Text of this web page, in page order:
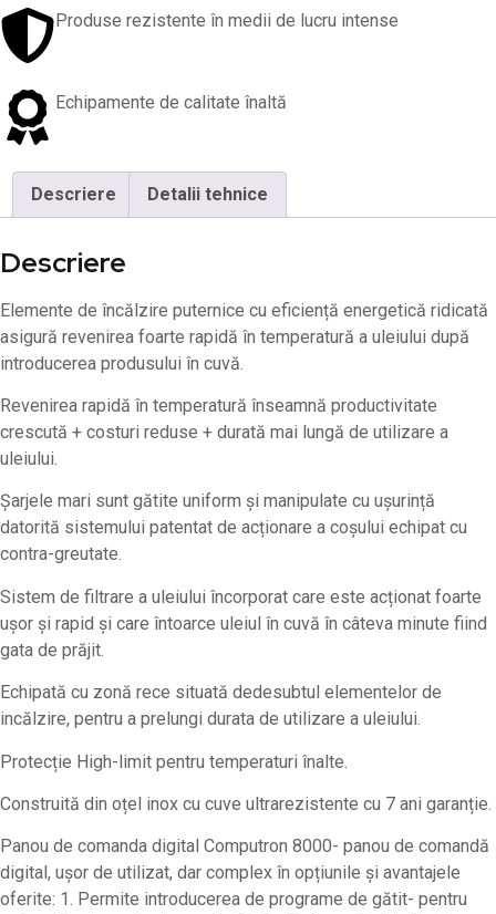
Produse rezistente în medii de lucru intense
Echipamente de calitate înaltă
Descriere Detalii tehnice
Descriere
Elemente de încălzire puternice cu eficiență energetică ridicată
asigură revenirea foarte rapidă în temperatură a uleiului după
introducerea produsului în cuvă.
Revenirea rapidă în temperatură înseamnă productivitate
crescută + costuri reduse + durată mai lungă de utilizare a
uleiului.
Șarjele mari sunt gătite uniform și manipulate cu ușurință
datorită sistemului patentat de acționare a coșului echipat cu
contra-greutate.
Sistem de filtrare a uleiului încorporat care este acționat foarte
ușor și rapid și care întoarce uleiul în cuvă în câteva minute fiind
gata de prăjit.
Echipată cu zonă rece situată dedesubtul elementelor de
incălzire, pentru a prelungi durata de utilizare a uleiului.
Protecție High-limit pentru temperaturi înalte.
Construită din oțel inox cu cuve ultrarezistente cu 7 ani garanție.
Panou de comanda digital Computron 8000- panou de comandă
digital, ușor de utilizat, dar complex în opțiunile și avantajele
oferite: 1. Permite introducerea de programe de gătit- pentru